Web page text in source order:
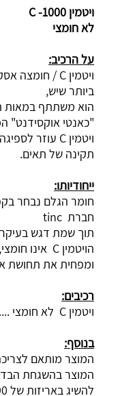
ויטמין 1000-
C
לא חומצי
על הרכיב:
ויטמין C / חומצה
ביותר שיש,
הוא משתתף במאות
"כאנטי אוקסידנט"
ויטמין C עוזר
תקינה של תאים.
ייחודיותו:
חומר הגלם נבחר
חברת tinc
תוך שמת דגש
הויטמין C אינו חומצי,
ומפחית את תחושת
רכיבים:
ויטמין C לא חומצי
בנוסף:
המוצר מותאם
המוצר בהשגחת
להשיג באריזות של 90 כמוסות צמחיות